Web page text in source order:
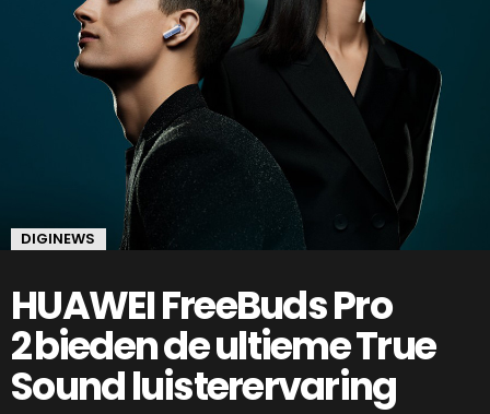
DIGINEWS
HUAWEI FreeBuds Pro
2 bieden de ultieme True
Sound luisterervaring